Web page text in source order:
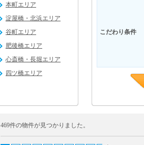
本町エリア
淀屋橋・北浜エリア
谷町エリア
肥後橋エリア
心斎橋・長堀エリア
四ツ橋エリア
こだわり条件
469件の物件が見つかりました。